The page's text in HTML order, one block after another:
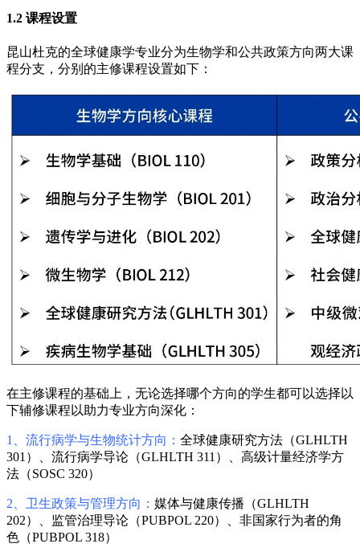
1.2 课程设置
昆山杜克的全球健康学专业分为生物学和公共政策方向两大课
程分支，分别的主修课程设置如下：
在主修课程的基础上，无论选择哪个方向的学生都可以选择以
下辅修课程以助力专业方向深化：
1、流行病学与生物统计方向： 全球健康研究方法（GLHLTH
301）、流行病学导论（GLHLTH 311）、高级计量经济学方
法（SOSC 320）
2、卫生政策与管理方向： 媒体与健康传播（GLHLTH
202）、监管治理导论（PUBPOL 220）、非国家行为者的角
色（PUBPOL 318）